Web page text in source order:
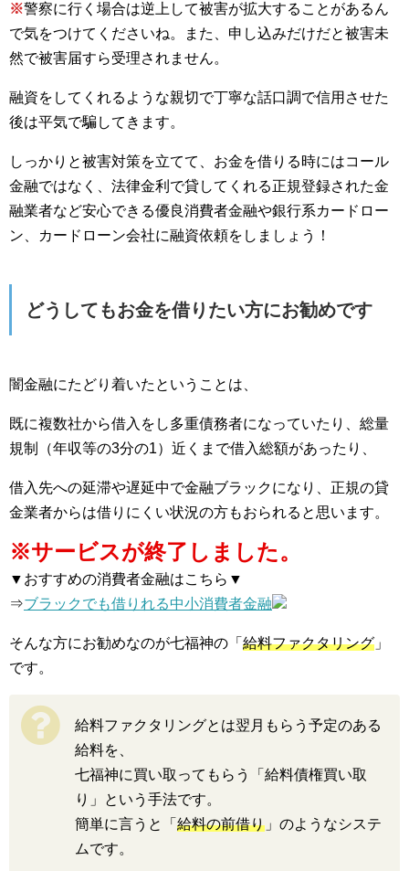
※警察に行く場合は逆上して被害が拡大することがあるん
で気をつけてくださいね。また、申し込みだけだと被害未
然で被害届すら受理されません。
融資をしてくれるような親切で丁寧な話口調で信用させた
後は平気で騙してきます。
しっかりと被害対策を立てて、お金を借りる時にはコール
金融ではなく、法律金利で貸してくれる正規登録された金
融業者など安心できる優良消費者金融や銀行系カードロー
ン、カードローン会社に融資依頼をしましょう！
どうしてもお金を借りたい方にお勧めです
闇金融にたどり着いたということは、
既に複数社から借入をし多重債務者になっていたり、総量
規制（年収等の3分の1）近くまで借入総額があったり、
借入先への延滞や遅延中で金融ブラックになり、正規の貸
金業者からは借りにくい状況の方もおられると思います。
※サービスが終了しました。
▼おすすめの消費者金融はこちら▼
⇒ブラックでも借りれる中小消費者金融
そんな方にお勧めなのが七福神の「 給料ファクタリング 」
です。
給料ファクタリングとは翌月もらう予定のある
給料を、
七福神に買い取ってもらう「給料債権買い取
り」という手法です。
簡単に言うと「 給料の前借り 」のようなシステ
ムです。